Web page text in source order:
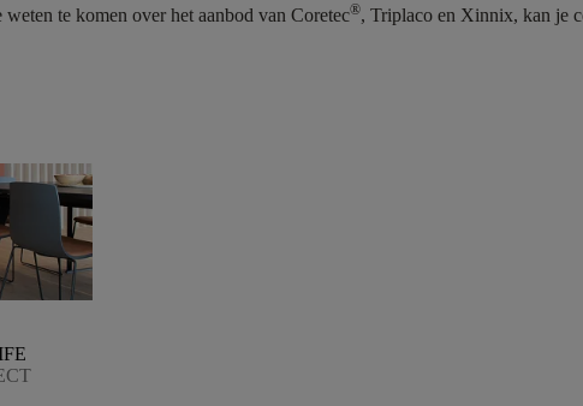
te komen over het aanbod van Coretec®, Triplaco en Xinnix, kan je